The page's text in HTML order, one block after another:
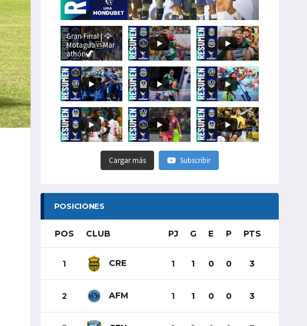
Gran Final | 🦅
Motagua🆚Mar
athón🦖
#LigaHondubet
Cargar más Subscribir
POSICIONES
POS CLUB PJ G E P PTS
1 CRE 1 1 0 0 3
2 AFM 1 1 0 0 3